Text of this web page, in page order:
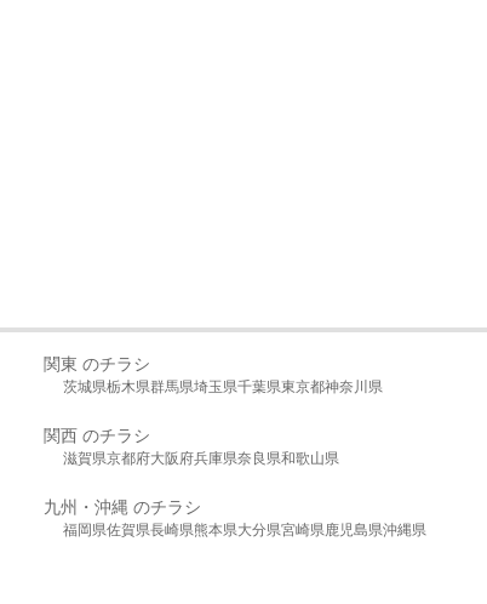
関東 のチラシ
茨城県栃木県群馬県埼玉県千葉県東京都神奈川県
関西 のチラシ
滋賀県京都府大阪府兵庫県奈良県和歌山県
九州・沖縄 のチラシ
福岡県佐賀県長崎県熊本県大分県宮崎県 鹿児島県沖縄県